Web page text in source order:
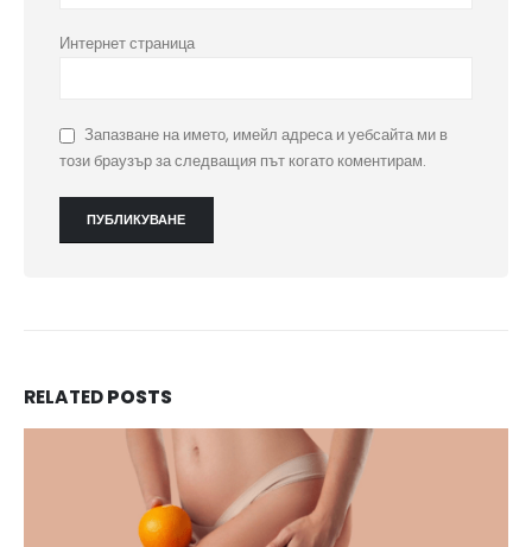
Интернет страница
Запазване на името, имейл адреса и уебсайта ми в
този браузър за следващия път когато коментирам.
RELATEDPOSTS